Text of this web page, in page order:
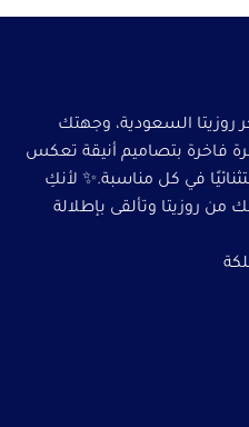
روزيتا السعودية، وجهتك
فاخرة بتصاميم أنيقة تعكس
في كل مناسبة.✨ لأنكِ
روزيتا وتألقى بإطلالة